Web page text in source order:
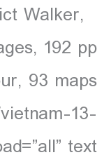
Walker,
192 pp
13-